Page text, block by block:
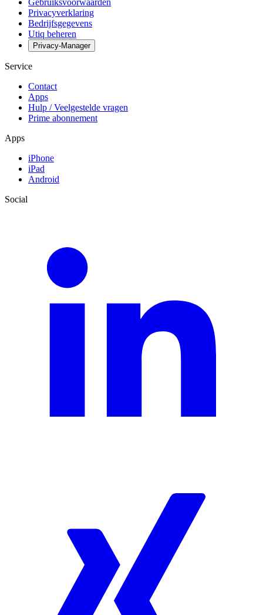
Gebruiksvoorwaarden
Privacyverklaring
Bedrijfsgegevens
Utiq beheren
Privacy-Manager
Service
Contact
Apps
Hulp / Veelgestelde vragen
Prime abonnement
Apps
iPhone
iPad
Android
Social